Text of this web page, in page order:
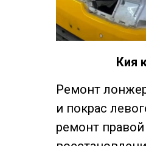
Кия
Ремонт
и покрас
ремонт правой